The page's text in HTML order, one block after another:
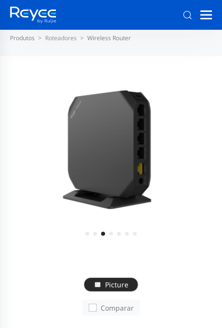
Produtos Roteadores Wireless Router
Picture
Comparar